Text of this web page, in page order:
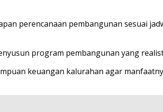
perencanaan pembangunan sesuai
program pembangunan yang
keuangan kalurahan agar